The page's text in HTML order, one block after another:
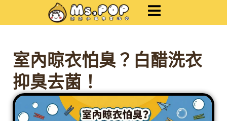
室內晾衣怕臭？白醋洗衣
抑臭去菌！